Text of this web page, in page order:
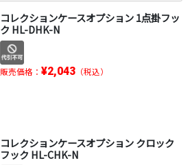
コレクションケースオプション 1点掛フッ
ク HL-DHK-N
販売価格： ¥2,043（税込）
コレクションケースオプション クロック
フック HL-CHK-N